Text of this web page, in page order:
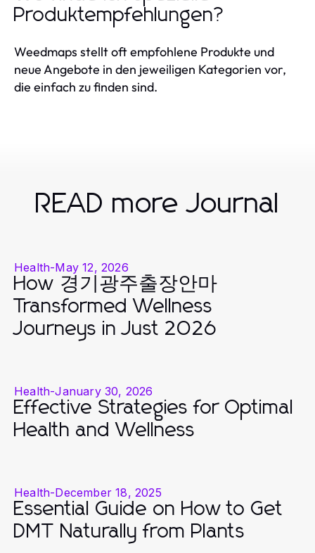
Produktempfehlungen?
Weedmaps stellt oft empfohlene Produkte und
neue Angebote in den jeweiligen Kategorien vor,
die einfach zu finden sind.
READ more Journal
Health-May 12, 2026
How 경기광주출장안마
Transformed Wellness
Journeys in Just 2026
Health-January 30, 2026
Effective Strategies for Optimal
Health and Wellness
Health-December 18, 2025
Essential Guide on How to Get
DMT Naturally from Plants